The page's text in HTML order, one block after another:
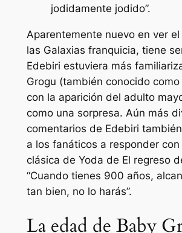
jodidamente jodido”.
Aparentemente nuevo en ver el
las Galaxias franquicia, tiene
Edebiri estuviera más
Grogu (también conocido como
con la aparición del adulto
como una sorpresa. Aún más
comentarios de Edebiri
a los fanáticos a responder con
clásica de Yoda de El regreso
“Cuando tienes 900 años,
tan bien, no lo harás”.
La edad de Baby